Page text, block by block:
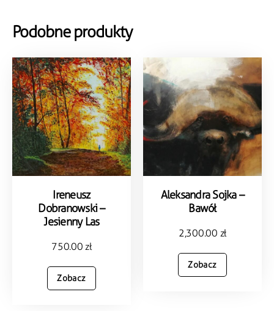
Podobne produkty
Ireneusz
Dobranowski –
Jesienny Las
750.00zł
Zobacz
Aleksandra Sojka –
Bawół
2,300.00 zł
Zobacz